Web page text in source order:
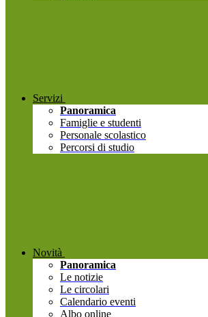
Servizi
Panoramica
Famiglie e studenti
Personale scolastico
Percorsi di studio
Novità
Panoramica
Le notizie
Le circolari
Calendario eventi
Albo online